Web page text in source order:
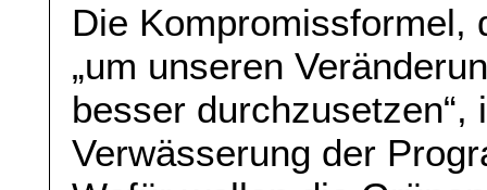
Die Kompromissformel,
„um unseren
besser
Verwässerung der